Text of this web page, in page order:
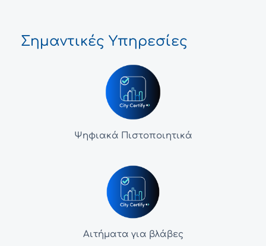
Σημαντικές Υπηρεσίες
Ψηφιακά Πιστοποιητικά
Αιτήματα για βλάβες